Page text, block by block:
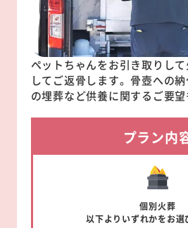
ペットちゃんをお引き取りし
してご返骨します。骨壺への
の埋葬など供養に関するご要望
プラン内
個別火葬
以下より いずれかをお選